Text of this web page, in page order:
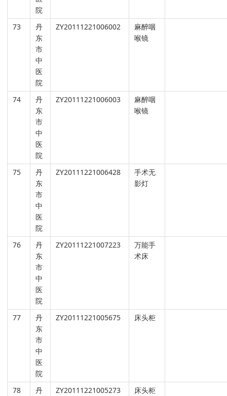
院
73
丹
东
市
中
医
院
ZY20111221006002
麻醉咽
喉镜
74
丹
东
市
中
医
院
ZY20111221006003
麻醉咽
喉镜
75
丹
东
市
中
医
院
ZY20111221006428
手术无
影灯
76
丹
东
市
中
医
院
ZY20111221007223
万能手
术床
77
丹
东
市
中
医
院
ZY20111221005675 床头柜
78
丹
ZY20111221005273 床头柜